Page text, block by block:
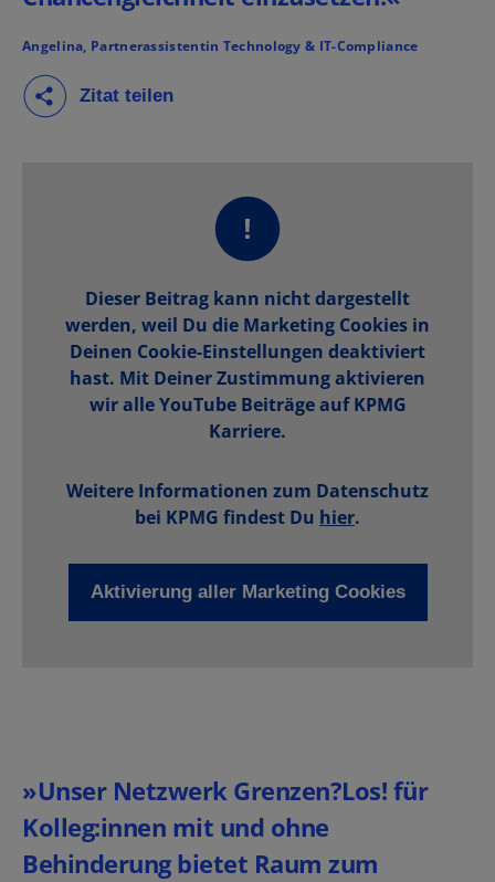
Angelina, Partnerassistentin Technology & IT-Compliance
Dieser Beitrag kann nicht dargestellt
werden, weil Du die Marketing Cookies in
Deinen Cookie-Einstellungen deaktiviert
hast. Mit Deiner Zustimmung aktivieren
wir alle YouTube Beiträge auf KPMG
Karriere.
Weitere Informationen zum Datenschutz
bei KPMG findest Du hier.
»Unser Netzwerk Grenzen?Los! für
Kolleg:innen mit und ohne
Behinderung bietet Raum zum